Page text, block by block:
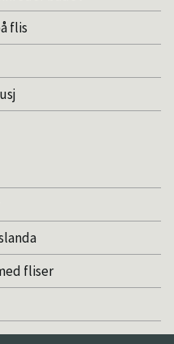
flis
fliser